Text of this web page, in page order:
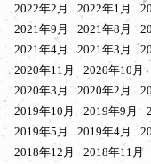
2022年2月
2022年1月
2021年9月
2021年8月
2021年4月
2021年3月
2020年11月
2020年10月
2020年3月
2020年2月
2019年10月
2019年9月
2019年5月
2019年4月
2018年12月
2018年11月